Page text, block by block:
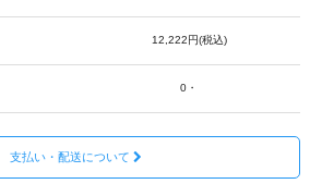
12,222円(税込)
0・
支払い・配送について